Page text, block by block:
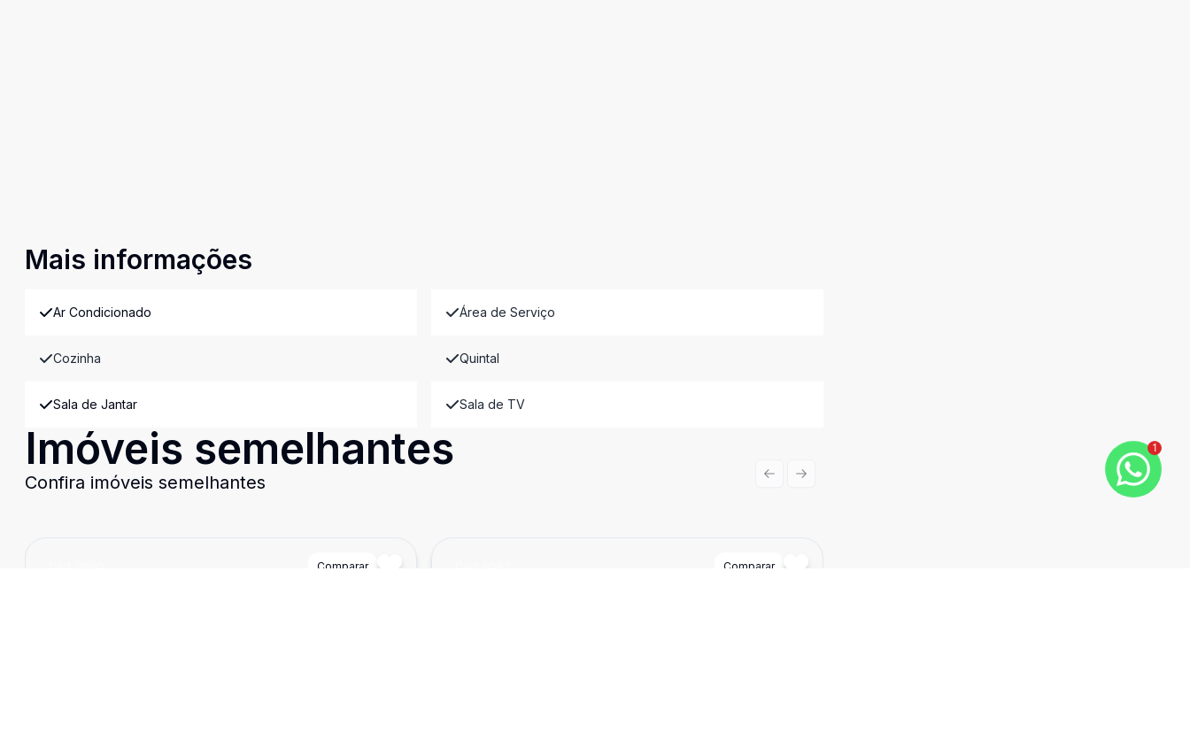
Mais informações
Ar Condicionado Área de Serviço
Cozinha Quintal
Sala de Jantar Sala de TV
Imóveis semelhantes
Confira imóveis semelhantes
Comparar Comparar
Previous slide
Next slide
1